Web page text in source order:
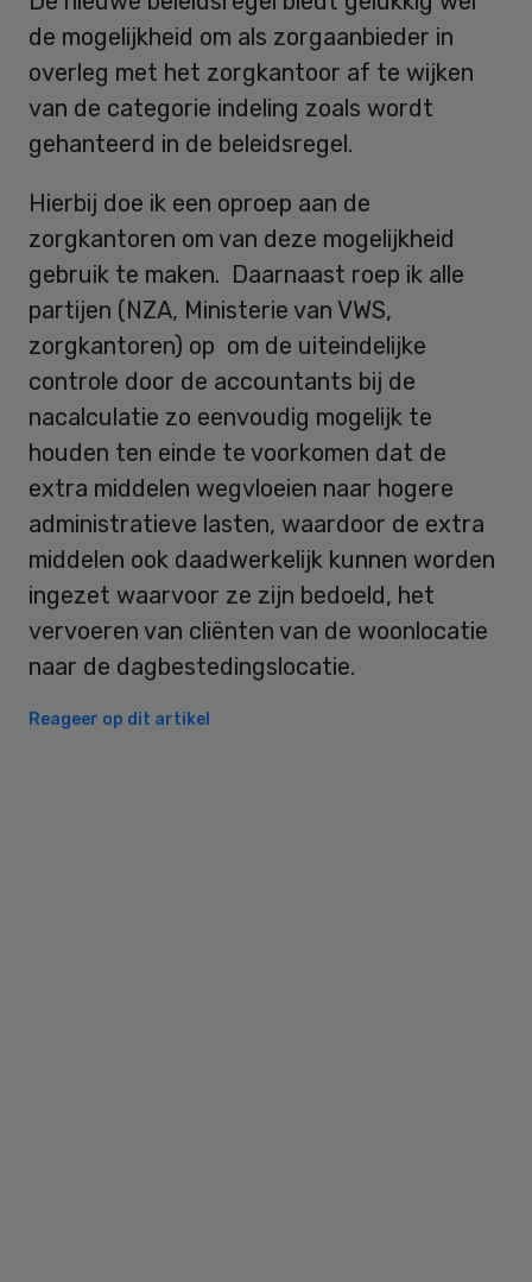
de mogelijkheid om als zorgaanbieder in
overleg met het zorgkantoor af te wijken
van de categorie indeling zoals wordt
gehanteerd in de beleidsregel.
Hierbij doe ik een oproep aan de
zorgkantoren om van deze mogelijkheid
gebruik te maken. Daarnaast roep ik alle
partijen (NZA, Ministerie van VWS,
zorgkantoren) op om de uiteindelijke
controle door de accountants bij de
nacalculatie zo eenvoudig mogelijk te
houden ten einde te voorkomen dat de
extra middelen wegvloeien naar hogere
administratieve lasten, waardoor de extra
middelen ook daadwerkelijk kunnen worden
ingezet waarvoor ze zijn bedoeld, het
vervoeren van cliënten van de woonlocatie
naar de dagbestedingslocatie.
Reageer op dit artikel